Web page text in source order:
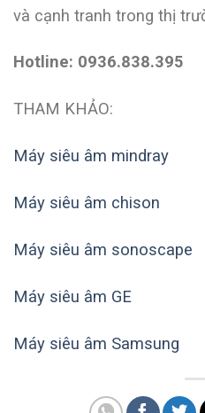
và cạnh tranh trong thị
Hotline: 0936.838.395
THAM KHẢO:
Máy siêu âm mindray
Máy siêu âm chison
Máy siêu âm sonoscape
Máy siêu âm GE
Máy siêu âm Samsung